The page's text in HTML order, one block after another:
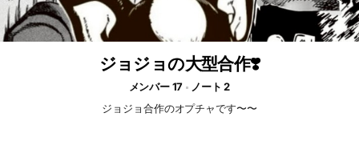
ジョジョの大型合作❣️
メンバー 17
ノート 2
ジョジョ合作のオプチャです〜〜